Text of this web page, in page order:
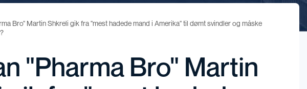
Bro" Martin Shkreli gik fra "mest hadede mand i Amerika" til dømt svindler og måske
"Pharma Bro" Martin